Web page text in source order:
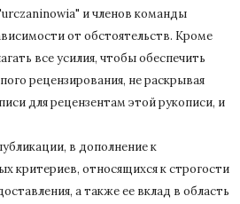
и членов команды
от обстоятельств. Кроме
все усилия, чтобы обеспечить
рецензирования, не раскрывая
для рецензентам этой рукописи, и
в дополнение к
критериев, относящихся к строгости
а также ее вклад в область